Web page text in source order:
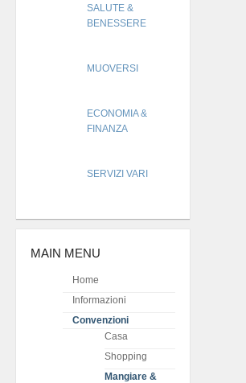
SALUTE &
BENESSERE
MUOVERSI
ECONOMIA &
FINANZA
SERVIZI VARI
MAIN MENU
Home
Informazioni
Convenzioni
Casa
Shopping
Mangiare &